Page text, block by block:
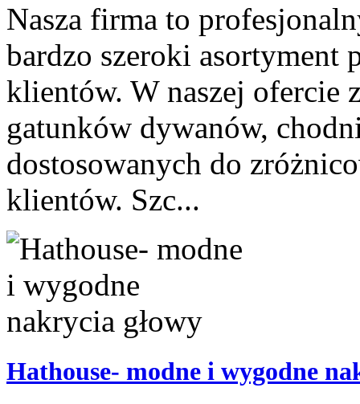
Nasza firma to
bardzo szeroki asortyment
klientów. W naszej ofercie
gatunków dywanów,
dostosowanych do
klientów. Szc...
Hathouse- modne i wygodne